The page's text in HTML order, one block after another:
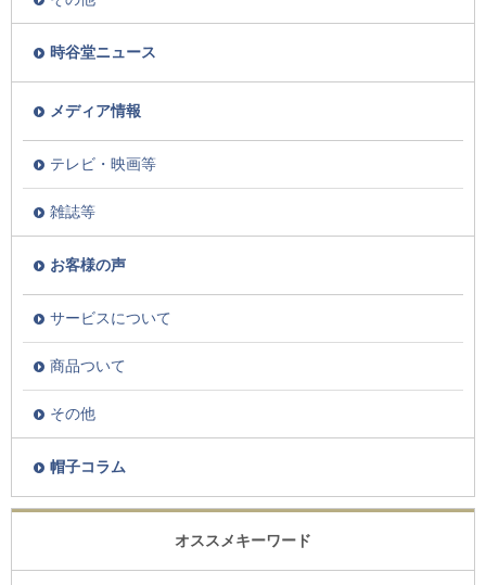
時谷堂ニュース
メディア情報
テレビ・映画等
雑誌等
お客様の声
サービスについて
商品ついて
その他
帽子コラム
オススメキーワード